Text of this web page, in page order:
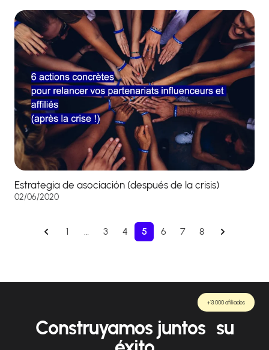
Estrategia de asociación (después de la crisis)
02/06/2020
1 … 3 4 5 6 7 8
+13.000 afiliados
Construyamos juntos su